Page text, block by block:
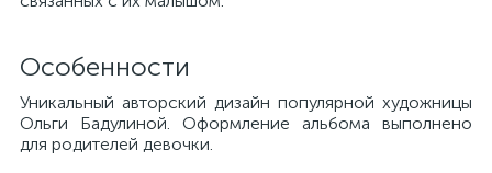
Особенности
Уникальный авторский дизайн популярной художницы
Ольги Бадулиной. Оформление альбома выполнено
для родителей девочки.